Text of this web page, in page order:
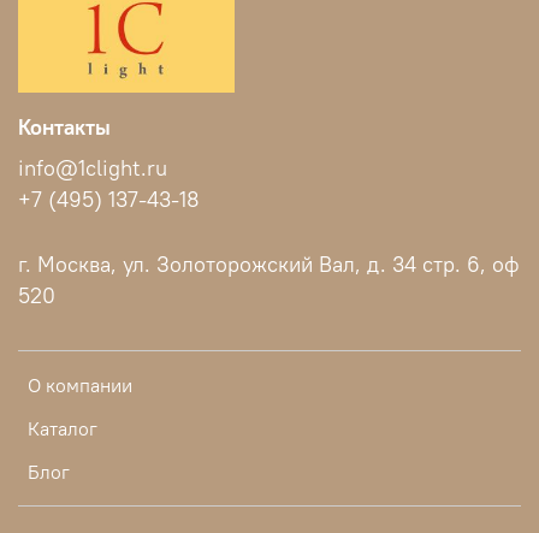
О компании
Каталог
Блог
Контакты
info@1clight.ru
+7 (495) 137-43-18
г. Москва, ул. Золоторожский Вал, д. 34 стр. 6, оф
520